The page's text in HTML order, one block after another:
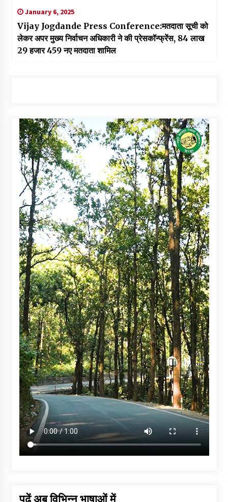
January 6, 2025
Vijay Jogdande Press Conference:मतदाता सूची को
लेकर अपर मुख्य निर्वाचन अधिकारी ने की प्रेसकॉन्फ्रेंस, 84 लाख
29 हजार 459 नए मतदाता शामिल
पढ़ें अब विभिन्न भाषाओं में